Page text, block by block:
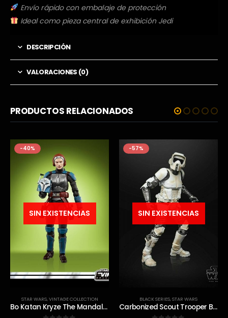
Envío rápido con embalaje de protección
Ideal como pieza central de exhibición Jedi
DESCRIPCIÓN
VALORACIONES (0)
PRODUCTOS RELACIONADOS
-40%
SIN EXISTENCIAS
STAR WARS,VINTAGE COLLECTION
Bo Katan Kryze The Mandalorian Vintage
-57%
SIN EXISTENCIAS
BLACK SERIES,STAR WARS
Carbonized Scout Trooper Black Series The Mandalorian